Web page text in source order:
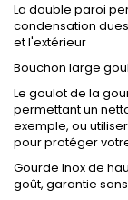
La double paroi
condensation
et l'extérieur
Bouchon large
Le goulot de la
permettant un
exemple, ou
pour protéger
Gourde Inox de
goût, garantie